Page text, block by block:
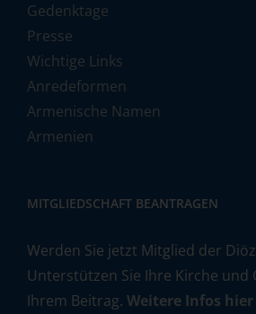
Gedenktage
Presse
Wichtige Links
Anredeformen
Armenische Namen
Armenien
MITGLIEDSCHAFT BEANTRAGEN
Werden Sie jetzt Mitglied der
Unterstützen Sie Ihre Kirche und
Ihrem Beitrag. Weitere Infos hier